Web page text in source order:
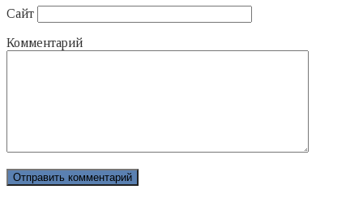
Сайт
Комментарий